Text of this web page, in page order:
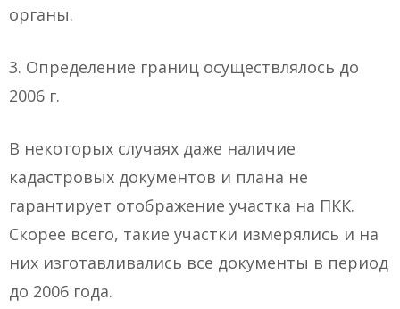
органы.
3. Определение границ осуществлялось до
2006 г.
В некоторых случаях даже наличие
кадастровых документов и плана не
гарантирует отображение участка на ПКК.
Скорее всего, такие участки измерялись и на
них изготавливались все документы в период
до 2006 года.